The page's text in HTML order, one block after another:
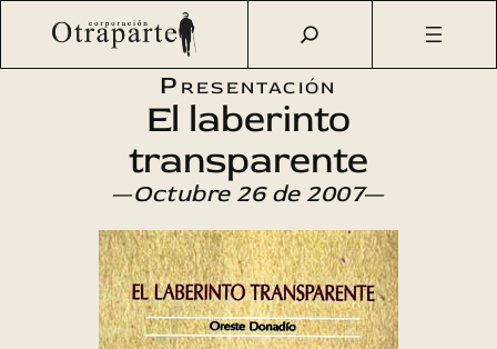
Saltar
Otraparte.org/Agenda Cultural Literatura
El laberinto
Presentación
El laberinto
transparente
—Octubre 26 de 2007—